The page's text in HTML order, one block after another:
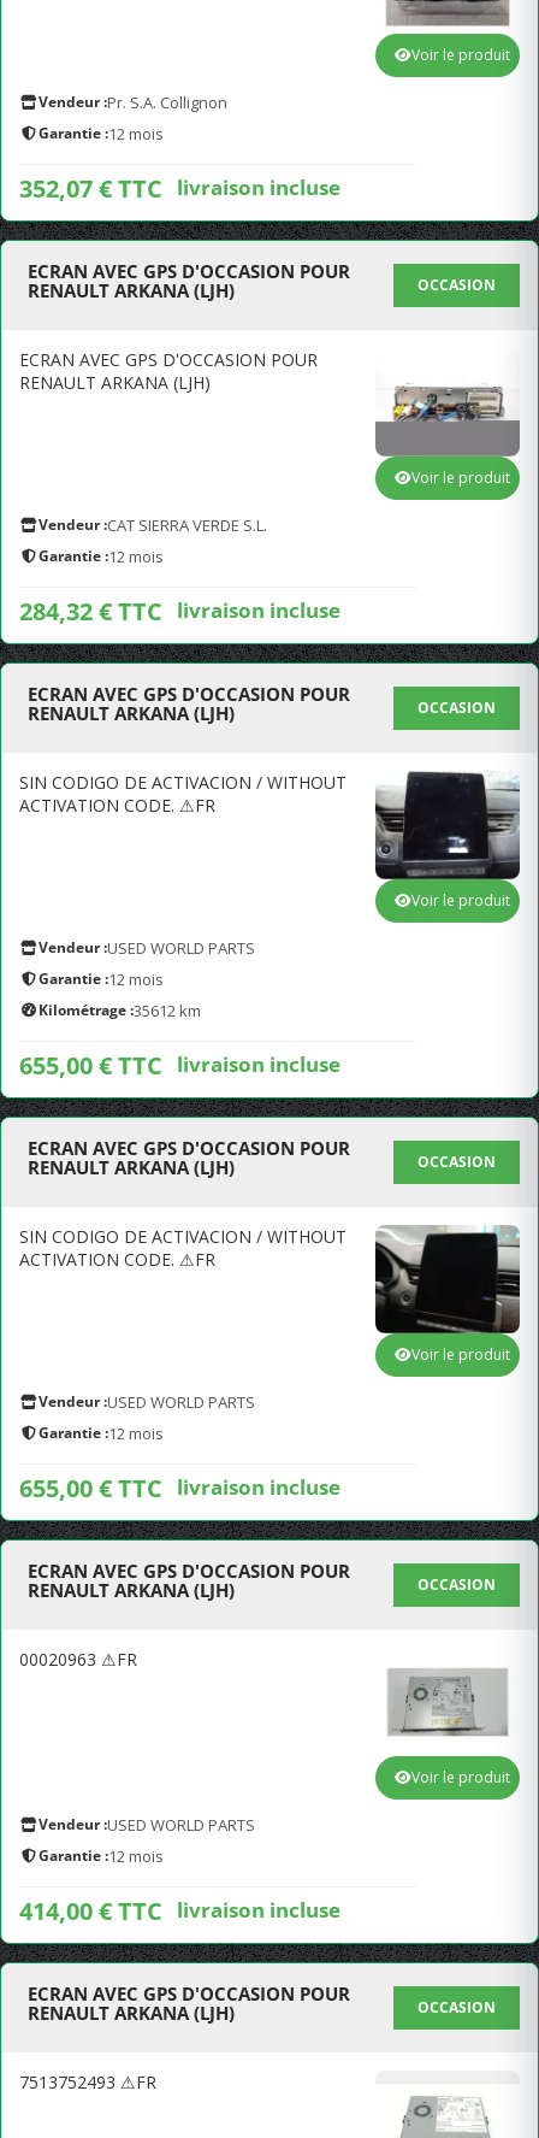
Vendeur :Pr. S.A. Collignon
Garantie :12 mois
352,07 € TTC livraison incluse
Voir le produit
ECRAN AVEC GPS D'OCCASION POUR
RENAULT ARKANA (LJH)
OCCASION
ECRAN AVEC GPS D'OCCASION POUR
RENAULT ARKANA (LJH)
Vendeur :CAT SIERRA VERDE S.L.
Garantie :12 mois
284,32 € TTC livraison incluse
Voir le produit
ECRAN AVEC GPS D'OCCASION POUR
RENAULT ARKANA (LJH)
OCCASION
SIN CODIGO DE ACTIVACION / WITHOUT
ACTIVATION CODE. ⚠FR
Vendeur :USED WORLD PARTS
Garantie :12 mois
Kilométrage :35612 km
655,00 € TTC livraison incluse
Voir le produit
ECRAN AVEC GPS D'OCCASION POUR
RENAULT ARKANA (LJH)
OCCASION
SIN CODIGO DE ACTIVACION / WITHOUT
ACTIVATION CODE. ⚠FR
Vendeur :USED WORLD PARTS
Garantie :12 mois
655,00 € TTC livraison incluse
Voir le produit
ECRAN AVEC GPS D'OCCASION POUR
RENAULT ARKANA (LJH)
OCCASION
00020963 ⚠FR
Vendeur :USED WORLD PARTS
Garantie :12 mois
414,00 € TTC livraison incluse
Voir le produit
ECRAN AVEC GPS D'OCCASION POUR
RENAULT ARKANA (LJH)
OCCASION
7513752493 ⚠FR